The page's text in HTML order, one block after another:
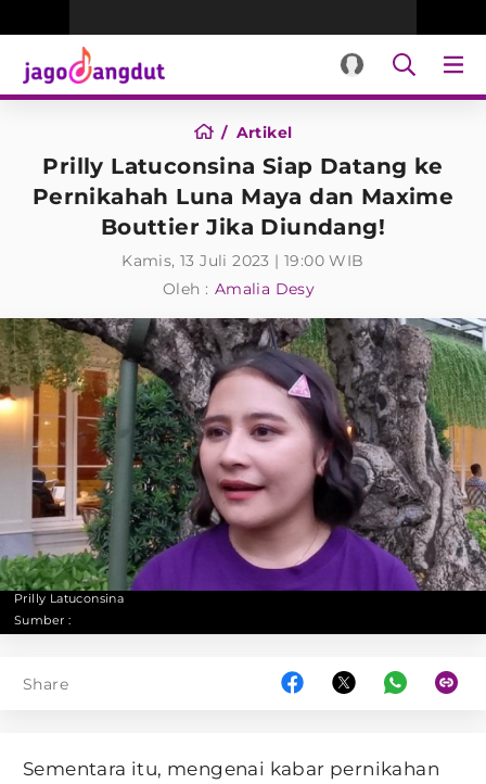
Artikel
Prilly Latuconsina Siap Datang ke
Pernikahah Luna Maya dan Maxime
Bouttier Jika Diundang!
Kamis, 13 Juli 2023 | 19:00 WIB
Oleh : Amalia Desy
Prilly Latuconsina
Sumber :
Share
Sementara itu, mengenai kabar pernikahan